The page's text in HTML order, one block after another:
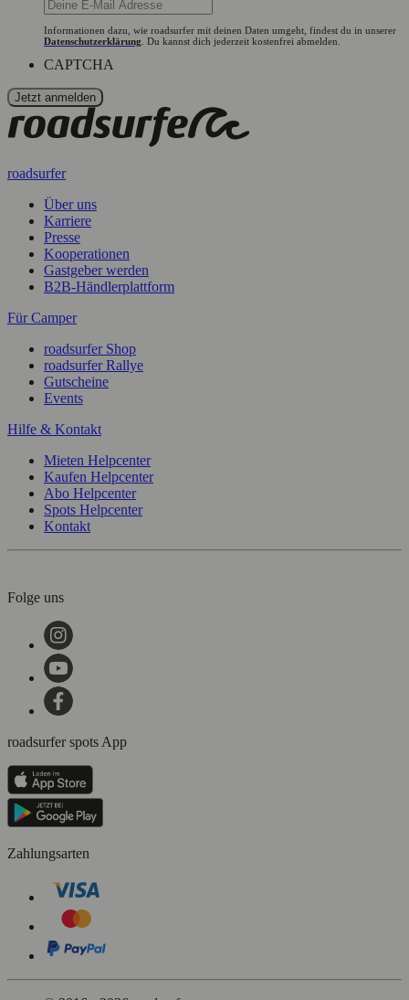
Informationen dazu, wie roadsurfer mit deinen Daten umgeht, findest du in unserer
Datenschutzerklärung . Du kannst dich jederzeit kostenfrei abmelden.
CAPTCHA
roadsurfer
Über uns
Karriere
Presse
Kooperationen
Gastgeber werden
B2B-Händlerplattform
Für Camper
roadsurfer Shop
roadsurfer Rallye
Gutscheine
Events
Hilfe & Kontakt
Mieten Helpcenter
Kaufen Helpcenter
Abo Helpcenter
Spots Helpcenter
Kontakt
Folge uns
roadsurfer spots App
Zahlungsarten